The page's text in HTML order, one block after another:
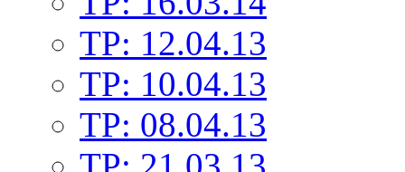
TP: 12.04.13
TP: 10.04.13
TP: 08.04.13